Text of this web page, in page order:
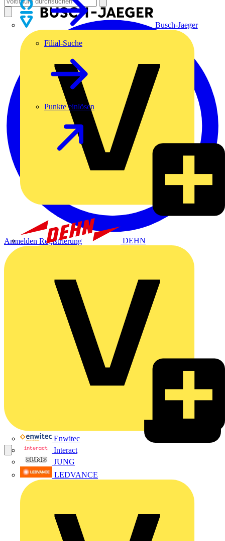
Busch-Jaeger
DEHN
Enwitec
Interact
JUNG
LEDVANCE
Filial-Suche
Punkte einlösen
Anmelden Registrierung